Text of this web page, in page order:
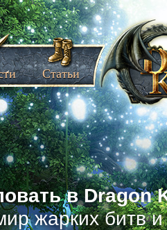
в Dragon
жарких битв
Статьи